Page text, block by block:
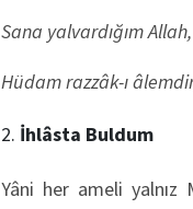
Sana yalvardığım
Hüdam razzâk-ı
İhlâsta Buldum
Yâni her ameli yalnız